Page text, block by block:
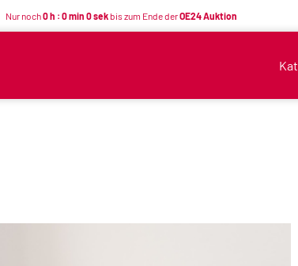
Nur noch0 h : 0 min 0 sekbis zum Ende derOE24 Auktion